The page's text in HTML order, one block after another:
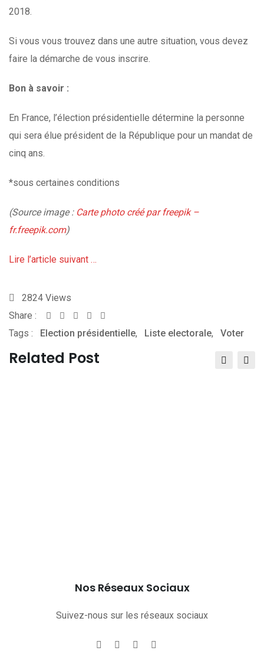
2018.
Si vous vous trouvez dans une autre situation, vous devez
faire la démarche de vous inscrire.
Bon à savoir :
En France, l’élection présidentielle détermine la personne
qui sera élue président de la République pour un mandat de
cinq ans.
*sous certaines conditions
(Source image : Carte photo créé par freepik –
fr.freepik.com)
Lire l’article suivant …
2824 Views
Share :
Whatsapp
Share
via
Email
Tags : Election présidentielle, Liste electorale, Voter
Related Post
Nos Réseaux Sociaux
Suivez-nous sur les réseaux sociaux